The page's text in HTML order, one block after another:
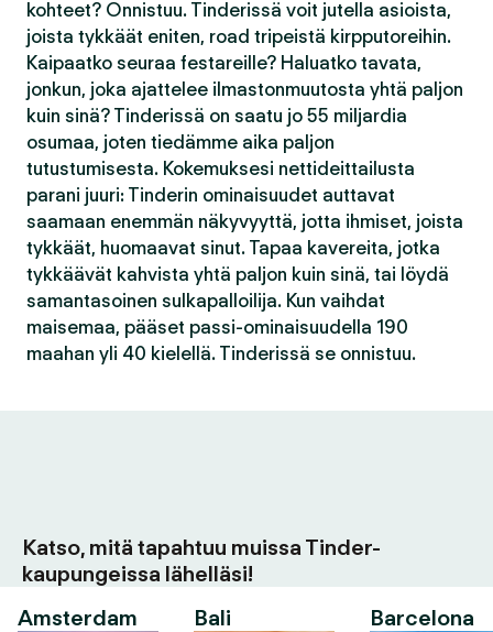
kohteet? Onnistuu. Tinderissä voit jutella asioista,
joista tykkäät eniten, road tripeistä kirpputoreihin.
Kaipaatko seuraa festareille? Haluatko tavata,
jonkun, joka ajattelee ilmastonmuutosta yhtä paljon
kuin sinä? Tinderissä on saatu jo 55 miljardia
osumaa, joten tiedämme aika paljon
tutustumisesta. Kokemuksesi nettideittailusta
parani juuri: Tinderin ominaisuudet auttavat
saamaan enemmän näkyvyyttä, jotta ihmiset, joista
tykkäät, huomaavat sinut. Tapaa kavereita, jotka
tykkäävät kahvista yhtä paljon kuin sinä, tai löydä
samantasoinen sulkapalloilija. Kun vaihdat
maisemaa, pääset passi-ominaisuudella 190
maahan yli 40 kielellä. Tinderissä se onnistuu.
Katso, mitä tapahtuu muissa Tinder-
kaupungeissa lähelläsi!
Amsterdam
Bali Barcelona